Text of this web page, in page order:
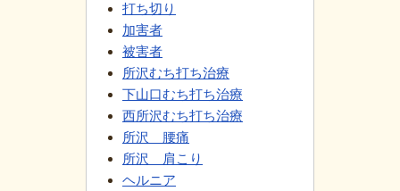
打ち切り
加害者
被害者
所沢むち打ち治療
下山口むち打ち治療
西所沢むち打ち治療
所沢 腰痛
所沢 肩こり
ヘルニア